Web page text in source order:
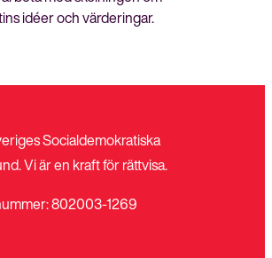
idéer och värderingar.
Socialdemokratiska
Vi är en kraft för rättvisa.
802003-1269